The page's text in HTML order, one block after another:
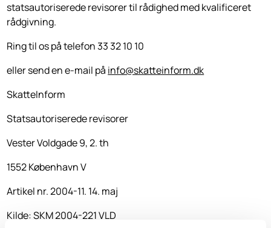
statsautoriserede revisorer til rådighed med kvalificeret
rådgivning.
Ring til os på telefon 33 32 10 10
eller send en e-mail på info@skatteinform.dk
SkatteInform
Statsautoriserede revisorer
Vester Voldgade 9, 2. th
1552 København V
Artikel nr. 2004-11. 14. maj
Kilde: SKM 2004-221 VLD